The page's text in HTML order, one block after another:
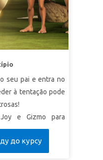
seu pai e entra no
à tentação pode
e Gizmo para
e sua queda
a beleza da
Éden e descobrir
до курсу